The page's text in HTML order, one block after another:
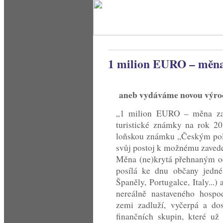
1 milion EURO –
aneb vydáváme novou
„1 milion EURO – měna
turistické známky na rok
loňskou známku „Českým
svůj postoj k možnému
Měna (ne)krytá přehnaným
posílá ke dnu občany
Španěly, Portugalce, Italy...)
nereálně nastaveného
zemi zadluží, vyčerpá a
finančních skupin, které